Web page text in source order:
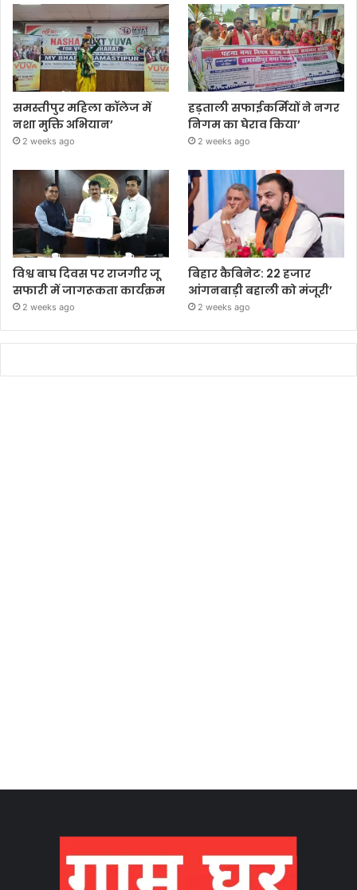
समस्तीपुर महिला कॉलेज में
नशा मुक्ति अभियान’
2 weeks ago
हड़ताली सफाईकर्मियों ने नगर
निगम का घेराव किया’
2 weeks ago
विश्व बाघ दिवस पर राजगीर जू
सफारी में जागरूकता कार्यक्रम
2 weeks ago
बिहार कैबिनेट: 22 हजार
आंगनबाड़ी बहाली को मंजूरी’
2 weeks ago